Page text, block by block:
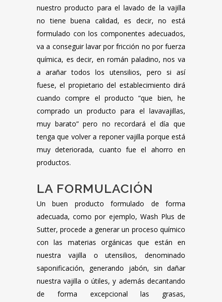
nuestro producto para el lavado de la vajilla
no tiene buena calidad, es decir, no está
formulado con los componentes adecuados,
va a conseguir lavar por fricción no por fuerza
química, es decir, en román paladino, nos va
a arañar todos los utensilios, pero si así
fuese, el propietario del establecimiento dirá
cuando compre el producto “que bien, he
comprado un producto para el lavavajillas,
muy barato” pero no recordará el día que
tenga que volver a reponer vajilla porque está
muy deteriorada, cuanto fue el ahorro en
productos.
LA FORMULACIÓN
Un buen producto formulado de forma
adecuada, como por ejemplo, Wash Plus de
Sutter, procede a generar un proceso químico
con las materias orgánicas que están en
nuestra vajilla o utensilios, denominado
saponificación, generando jabón, sin dañar
nuestra vajilla o útiles, y además decantando
de forma excepcional las grasas,